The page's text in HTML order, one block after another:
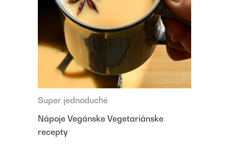
Super jednoduché
Nápoje Vegánske Vegetariánske
recepty